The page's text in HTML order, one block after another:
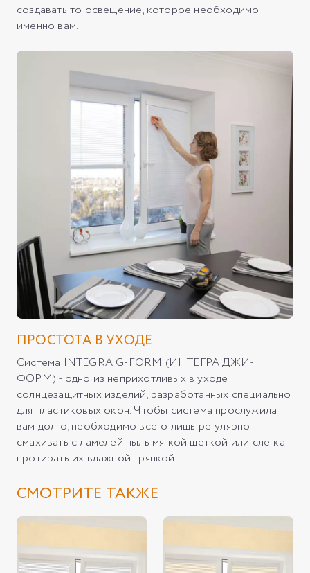
создавать то освещение, которое необходимо
именно вам.
ПРОСТОТА В УХОДЕ
Система INTEGRA G-FORM (ИНТЕГРА ДЖИ-
ФОРМ) - одно из неприхотливых в уходе
солнцезащитных изделий, разработанных специально
для пластиковых окон. Чтобы система прослужила
вам долго, необходимо всего лишь регулярно
смахивать с ламелей пыль мягкой щеткой или слегка
протирать их влажной тряпкой.
СМОТРИТЕ ТАКЖЕ